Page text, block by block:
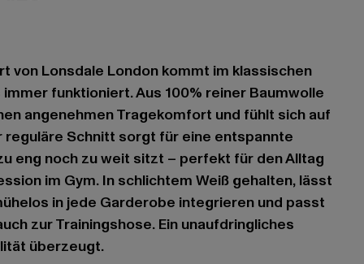
von Lonsdale London kommt im klassischen
funktioniert. Aus 100% reiner Baumwolle
angenehmen Tragekomfort und fühlt sich auf
reguläre Schnitt sorgt für eine entspannte
eng noch zu weit sitzt – perfekt für den Alltag
im Gym. In schlichtem Weiß gehalten, lässt
in jede Garderobe integrieren und passt
zur Trainingshose. Ein unaufdringliches
überzeugt.